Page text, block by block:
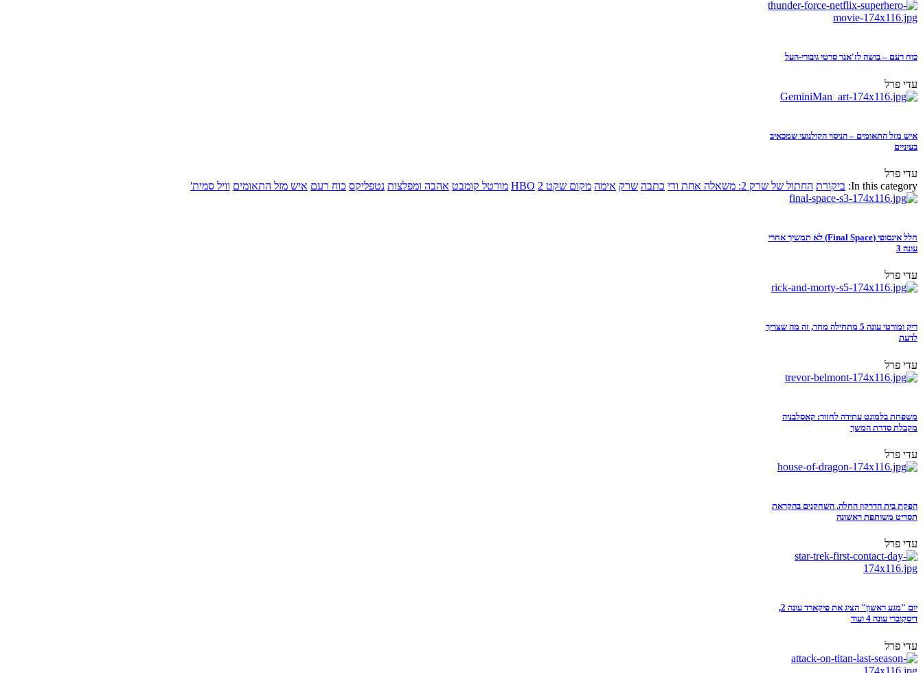
כוח רעם – בושה לז'אנר סרטי גיבורי-העל
עדי פרל
איש מזל התאומים – הניסוי הקולנועי שמכאיב
בעיניים
עדי פרל
In this category: ביקורת החתול של שרק 2: משאלה אחת ודי כתבה שרק אימה מקום שקט 2 HBO מורטל קומבט אהבה ומפלצות נטפליקס כוח רעם איש מזל התאומים וויל סמית'
חלל אינסופי (Final Space) לא תמשיך אחרי
עונה 3
עדי פרל
ריק ומורטי עונה 5 מתחילה מחר, זה מה שצריך
לדעת
עדי פרל
משפחת בלמונט עתידה לחזור: קאסלבניה
מקבלת סדרת המשך
עדי פרל
הפקת בית הדרקון החלה, השחקנים בהקראת
תסריט משותפת ראשונה
עדי פרל
יום "מגע ראשון" הציג את פיקארד עונה 2,
דיסקוברי עונה 4 ועוד
עדי פרל